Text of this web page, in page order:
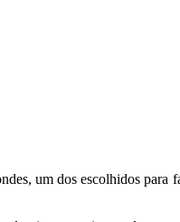
um dos escolhidos para